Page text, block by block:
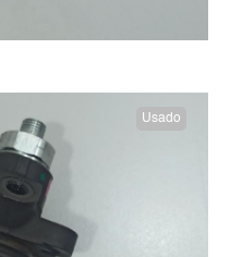
Usado